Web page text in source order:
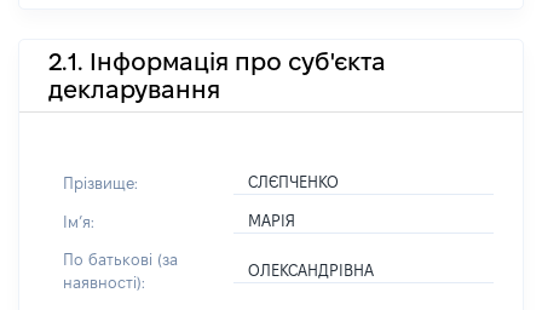
2.1. Інформація про суб'єкта
декларування
Прізвище: СЛЄПЧЕНКО
Імʼя: МАРІЯ
По батькові (за
наявності):
ОЛЕКСАНДРІВНА